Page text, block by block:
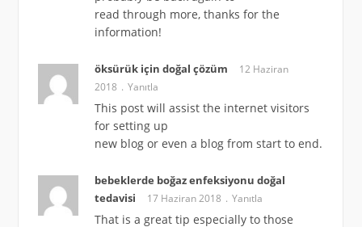
read through more, thanks for the
information!
öksürük için doğal çözüm
12 Haziran
2018
Yanıtla
This post will assist the internet visitors
for setting up
new blog or even a blog from start to end.
bebeklerde boğaz enfeksiyonu doğal
tedavisi
17 Haziran 2018 Yanıtla
That is a great tip especially to those